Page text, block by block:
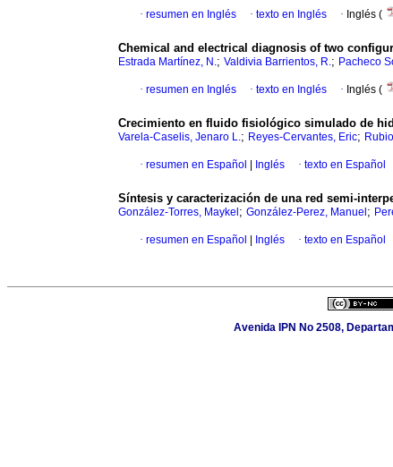
· resumen en Inglés · texto en Inglés · Inglés (
Chemical and electrical diagnosis of two
Estrada Martínez, N.; Valdivia Barrientos, R.; Pacheco
· resumen en Inglés · texto en Inglés · Inglés (
Crecimiento en fluido fisiológico simulado de
Varela-Caselis, Jenaro L.; Reyes-Cervantes, Eric;
· resumen en Español Inglés · texto en Español
Síntesis y caracterización de una red semi-
González-Torres, Maykel ; González-Perez, Manuel ;
· resumen en Español Inglés · texto en Español
Avenida IPN No 2508,